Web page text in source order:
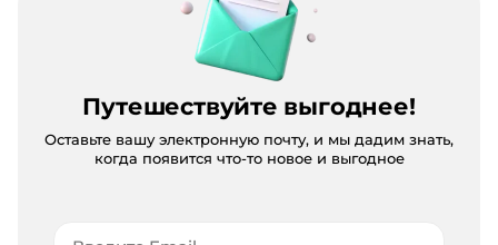
Путешествуйте выгоднее!
Оставьте вашу электронную почту, и мы дадим знать,
когда появится что-то новое и выгодное